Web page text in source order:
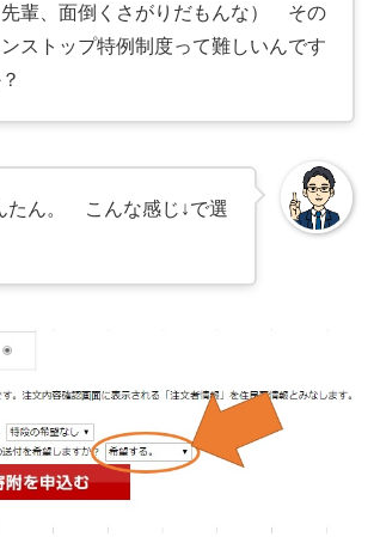
先輩、面倒くさがりだもんな） その
ンストップ特例制度って難しいんです
たん。 こんな感じ↓で選